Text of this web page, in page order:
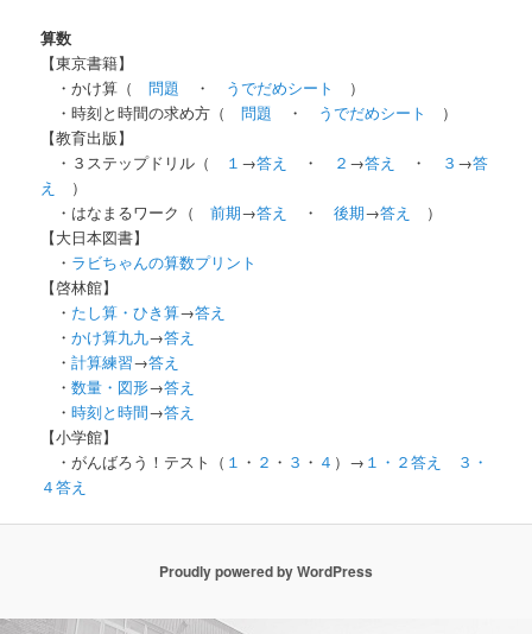
算数
【東京書籍】
・かけ算（問題 ・ うでだめシート
）
・時刻と時間の求め方（問題 ・ うでだめシート
）
【教育出版】
・３ステップドリル（
１ →答え ・ ２ →答え ・ ３ →答
え
）
・はなまるワーク（前期→答え ・後期→答え
）
【大日本図書】
・ ラビちゃんの算数プリント
【啓林館】
・ たし算・ひき算→答え
・かけ算九九→答え
・計算練習→答え
・数量・図形→答え
・時刻と時間→答え
【小学館】
・がんばろう！テスト（ １ ・ ２ ・ ３ ・ ４ ）→ １・２答え
３・
４答え
Proudly powered by WordPress